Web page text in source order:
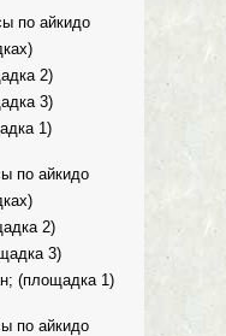
по айкидо
2)
3)
1)
по айкидо
2)
3)
(площадка 1)
по айкидо